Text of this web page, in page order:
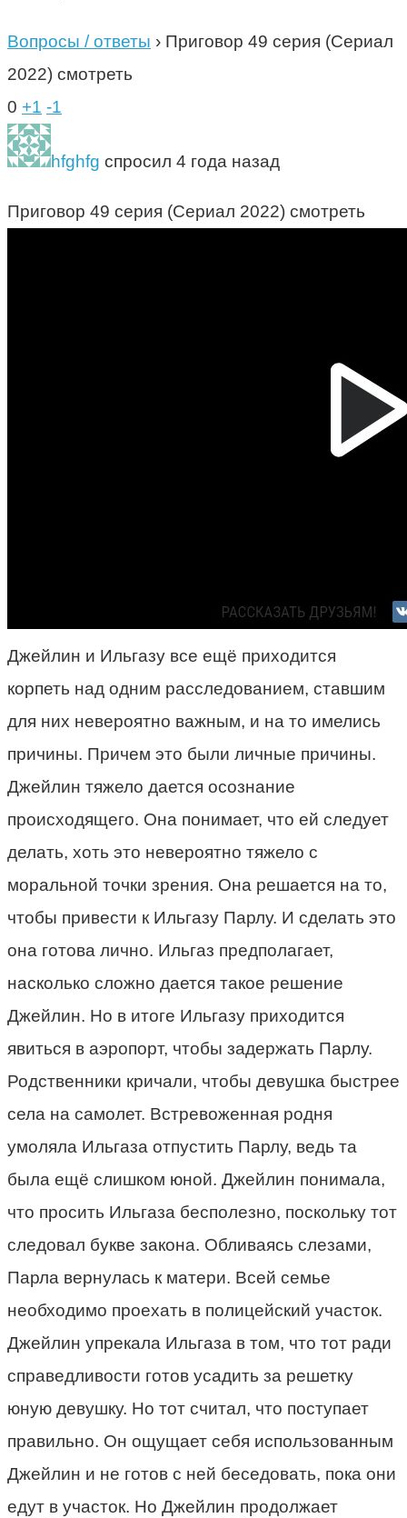
Вопросы / ответы › Приговор 49 серия (Сериал
2022) смотреть
0 +1 -1
hfghfg спросил 4 года назад
Приговор 49 серия (Сериал 2022) смотреть
Джейлин и Ильгазу все ещё приходится
корпеть над одним расследованием, ставшим
для них невероятно важным, и на то имелись
причины. Причем это были личные причины.
Джейлин тяжело дается осознание
происходящего. Она понимает, что ей следует
делать, хоть это невероятно тяжело с
моральной точки зрения. Она решается на то,
чтобы привести к Ильгазу Парлу. И сделать это
она готова лично. Ильгаз предполагает,
насколько сложно дается такое решение
Джейлин. Но в итоге Ильгазу приходится
явиться в аэропорт, чтобы задержать Парлу.
Родственники кричали, чтобы девушка быстрее
села на самолет. Встревоженная родня
умоляла Ильгаза отпустить Парлу, ведь та
была ещё слишком юной. Джейлин понимала,
что просить Ильгаза бесполезно, поскольку тот
следовал букве закона. Обливаясь слезами,
Парла вернулась к матери. Всей семье
необходимо проехать в полицейский участок.
Джейлин упрекала Ильгаза в том, что тот ради
справедливости готов усадить за решетку
юную девушку. Но тот считал, что поступает
правильно. Он ощущает себя использованным
Джейлин и не готов с ней беседовать, пока они
едут в участок. Но Джейлин продолжает